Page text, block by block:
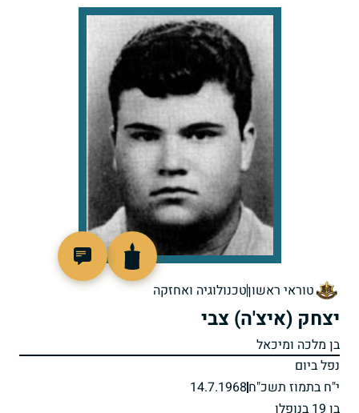
טוראי ראשוןטכנולוגיה ואחזקה
יצחק (איצ'ה) צבי
בן מלכה ומיכאל
נפל ביום
י"ח בתמוז תשכ"ח14.7.1968